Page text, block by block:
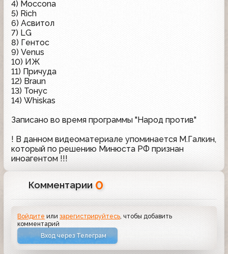
4) Moccona
5) Rich
6) Асвитол
7) LG
8) Гентос
9) Venus
10) ИЖ
11) Причуда
12) Braun
13) Тонус
14) Whiskas
Записано во время программы "Народ против"
! В данном видеоматериале упоминается М.Галкин,
который по решению Минюста РФ признан
иноагентом !!!
Комментарии 0
Войдите илизарегистрируйтесь , чтобы добавить
комментарий
Вход через Телеграм